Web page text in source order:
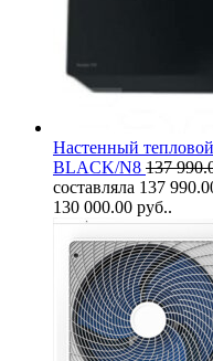
Настенный
BLACK/N8 137
составляла 137
130 000.00 руб..